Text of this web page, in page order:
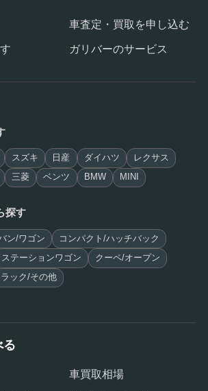
車査定・買取を申し込む
ガリバーのサービス
スズキ 日産 ダイハツ レクサス
三菱 ベンツ BMW MINI
探す
ン/ワゴン コンパクト/ハッチバック
ステーションワゴン クーペ/オープン
ック/その他
る
車買取相場